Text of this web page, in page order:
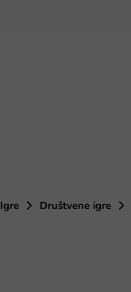
Igre Društvene igre